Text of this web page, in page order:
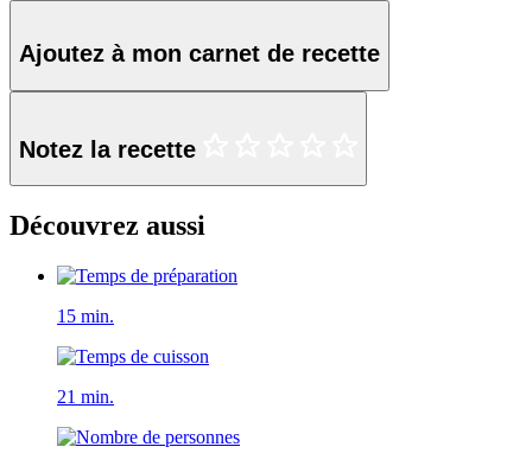
Ajoutez à mon carnet de recette
Notez la recette
Découvrez aussi
15 min.
21 min.